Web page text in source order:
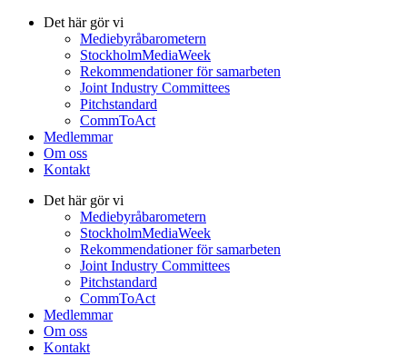
Det här gör vi
Mediebyråbarometern
StockholmMediaWeek
Rekommendationer för samarbeten
Joint Industry Committees
Pitchstandard
CommToAct
Medlemmar
Om oss
Kontakt
Det här gör vi
Mediebyråbarometern
StockholmMediaWeek
Rekommendationer för samarbeten
Joint Industry Committees
Pitchstandard
CommToAct
Medlemmar
Om oss
Kontakt